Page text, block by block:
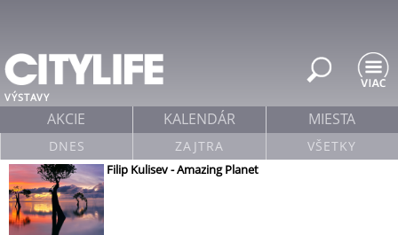
VÝSTAVY
Filip Kulisev - Amazing Planet
AKCIE KALENDÁR MIESTA
DNES ZAJTRA VŠETKY